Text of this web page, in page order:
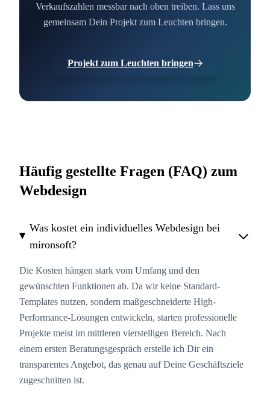
Verkaufszahlen messbar nach oben treiben. Lass uns
gemeinsam Dein Projekt zum Leuchten bringen.
Projekt zum Leuchten bringen
Häufig gestellte Fragen (FAQ) zum
Webdesign
Was kostet ein individuelles Webdesign bei
mironsoft?
Die Kosten hängen stark vom Umfang und den
gewünschten Funktionen ab. Da wir keine Standard-
Templates nutzen, sondern maßgeschneiderte High-
Performance-Lösungen entwickeln, starten professionelle
Projekte meist im mittleren vierstelligen Bereich. Nach
einem ersten Beratungsgespräch erstelle ich Dir ein
transparentes Angebot, das genau auf Deine Geschäftsziele
zugeschnitten ist.